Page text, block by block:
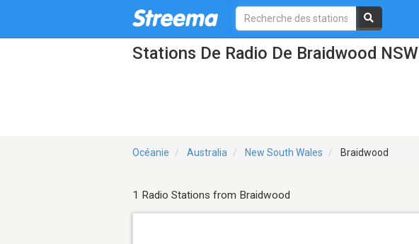
Stations De Radio De Braidwood NSW
Océanie Australia New South Wales Braidwood
1 Radio Stations from Braidwood